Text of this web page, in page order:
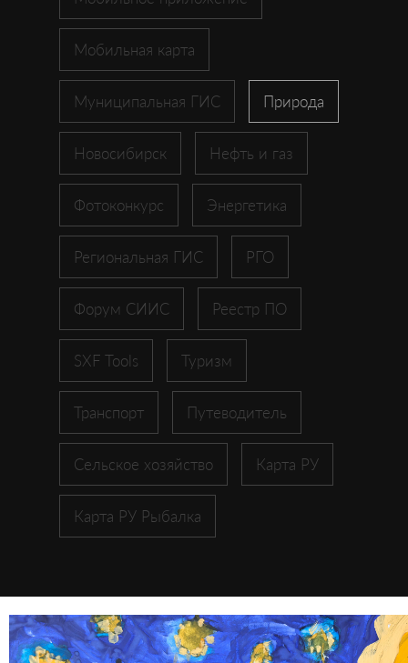
Мобильная карта
Муниципальная ГИС Природа
Новосибирск Нефть и газ
Фотоконкурс Энергетика
Региональная ГИС РГО
Форум СИИС Реестр ПО
SXF Tools Туризм
Транспорт Путеводитель
Сельское хозяйство Карта РУ
Карта РУ Рыбалка